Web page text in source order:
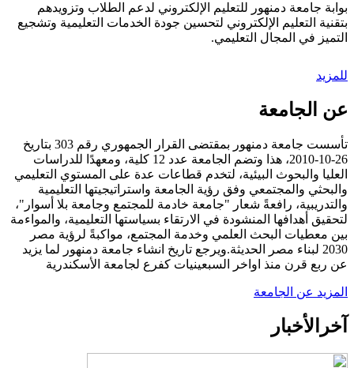
بوابة جامعة دمنهور للتعليم الإلكتروني لدعم الطلاب وتزويدهم
بتقنية التعليم الإلكتروني لتحسين جودة الخدمات التعليمية وتشجيع
التميز في المجال التعليمي.
للمزيد
عن الجامعة
تأسست جامعة دمنهور بمقتضى القرار الجمهوري رقم 303 بتاريخ
26-10-2010، هذا وتضم الجامعة عدد 12 كلية، ومعهدًا للدراسات
العليا والبحوث البيئية، لتخدم قطاعات عدة على المستوي التعليمي
والبحثي والمجتمعي وفق رؤية الجامعة واستراتيجيتها التعليمية
والتدريبية، رافعةً شعار "جامعة خادمة للمجتمع وجامعة بلا أسوار"،
لتحقيق أهدافها المنشودة في الارتقاء بسياستها التعليمية، والمواءمة
بين معطيات البحث العلمي وخدمة المجتمع، مواكبةً لرؤية مصر
2030 لبناء مصر الحديثة.ويرجع تاريخ انشاء جامعة دمنهور لما يزيد
عن ربع قرن منذ اواخر السبعينيات كفرع لجامعة الأسكندرية
المزيد عن الجامعة
آخر الأخبار